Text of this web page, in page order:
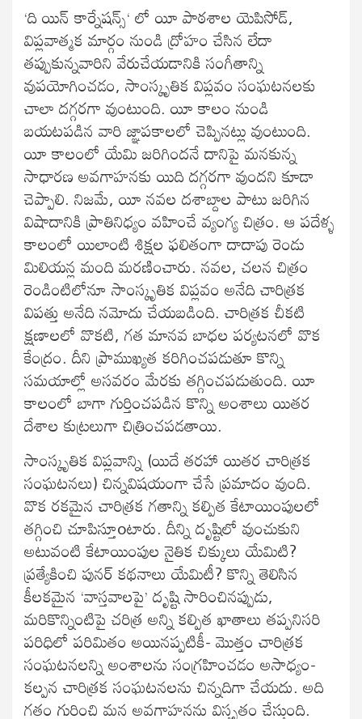
‘ది యిన్ కార్నేషన్స్‘ లో యీ పాఠశాల యెపిసోడ్,
విప్లవాత్మక మార్గం నుండి ద్రోహం చేసిన లేదా
తప్పుకున్నవారిని వేరుచేయడానికి సంగీతాన్ని
వుపయోగించడం, సాంస్కృతిక విప్లవం సంఘటనలకు
చాలా దగ్గరగా వుంటుంది. యీ కాలం నుండి
బయటపడిన వారి జ్ఞాపకాలలో చెప్పినట్లు వుంటుంది.
యీ కాలంలో యేమి జరిగిందనే దానిపై మనకున్న
సాధారణ అవగాహనకు యిది దగ్గరగా వుందని కూడా
చెప్పాలి. నిజమే, యీ నవల దశాబ్దాల పాటు జరిగిన
విషాదానికి ప్రాతినిధ్యం వహించే వ్యంగ్య చిత్రం. ఆ పదేళ్ళ
కాలంలో యిలాంటి శిక్షల ఫలితంగా దాదాపు రెండు
మిలియన్ల మంది మరణించారు. నవల, చలన చిత్రం
రెండింటిలోనూ సాంస్కృతిక విప్లవం అనేది చారిత్రక
విపత్తు అనేది నమోదు చేయబడింది. చారిత్రక చీకటి
క్షణాలలో వొకటి, గత మానవ బాధల పర్యటనలో వొక
కేంద్రం. దీని ప్రాముఖ్యత కరిగించపడుతూ కొన్ని
సమయాల్లో అసవరం మేరకు తగ్గించపడుతుంది. యీ
కాలంలో బాగా గుర్తించపడిన కొన్ని అంశాలు యితర
దేశాల కుట్రలుగా చిత్రించపడతాయి.
సాంస్కృతిక విప్లవాన్ని (యిదే తరహా యితర చారిత్రక
సంఘటనలు) చిన్నవిషయంగా చేసే ప్రమాదం వుంది.
వొక రకమైన చారిత్రక గతాన్ని కల్పిత కేటాయింపులలో
తగ్గించి చూపిస్తూoటారు. దీన్ని దృష్టిలో వుంచుకుని
అటువంటి కేటాయింపుల నైతిక చిక్కులు యేమిటి?
ప్రత్యేకించి పునర్ కథనాలు యేమిటీ? కొన్ని తెలిసిన
కీలకమైన ‘వాస్తవాలపై’ దృష్టి సారించినప్పుడు,
మరికొన్నింటిపై చరిత్ర అన్ని కల్పిత ఖాతాలు తప్పనిసరి
పరిధిలో పరిమితం అయినప్పటికీ- మొత్తం చారిత్రక
సంఘటనలన్ని అంశాలను సంగ్రహించడం అసాధ్యం-
కల్పన చారిత్రక సంఘటనలను చిన్నదిగా చేయదు. అది
గతం గురించి మన అవగాహనను విస్తృతం చేస్తుంది.